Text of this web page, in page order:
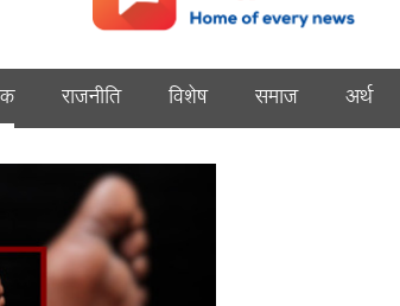
राजनीति विशेष समाज अर्थ